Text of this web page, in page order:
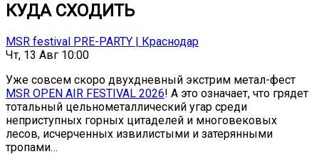
КУДА СХОДИТЬ
MSR festival PRE-PARTY | Краснодар
Чт, 13 Авг 10:00
Уже совсем скоро двухдневный экстрим метал-фест
MSR OPEN AIR FESTIVAL 2026! А это означает, что грядет
тотальный цельнометаллический угар среди
неприступных горных цитаделей и многовековых
лесов, исчерченных извилистыми и затерянными
тропами…